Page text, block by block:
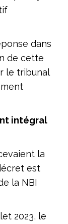
dans
de cette
le tribunal
intégral
la
est
la NBI
2023, le